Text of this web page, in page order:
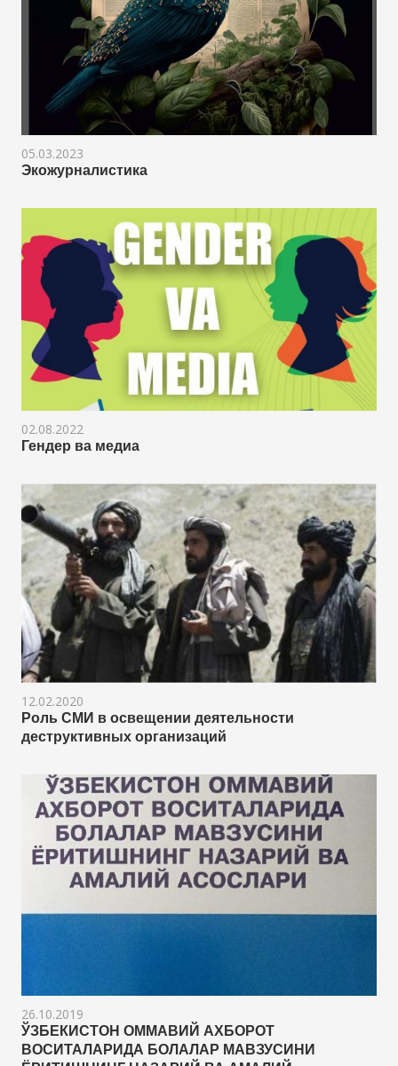
05.03.2023
Экожурналистика
02.08.2022
Гендер ва медиа
12.02.2020
Роль СМИ в освещении деятельности
деструктивных организаций
26.10.2019
ЎЗБЕКИСТОН ОММАВИЙ АХБОРОТ
ВОСИТАЛАРИДА БОЛАЛАР МАВЗУСИНИ